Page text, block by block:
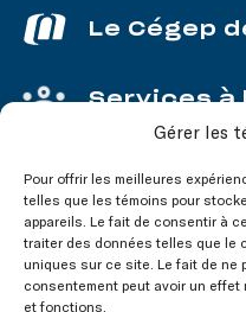
Gérer les
Pour offrir les meilleures
telles que les témoins pour
appareils. Le fait de consentir à
traiter des données telles que le
uniques sur ce site. Le fait de ne
consentement peut avoir un
et fonctions.
Le Cégep
Services à
Service
Nos réseaux